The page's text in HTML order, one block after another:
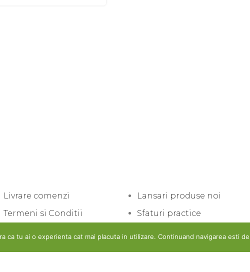
Livrare comenzi
Termeni si Conditii
Lansari produse noi
Sfaturi practice
ca tu ai o experienta cat mai placuta in utilizare. Continuand navigarea esti